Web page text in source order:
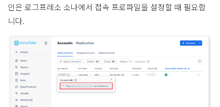
인은 로그프레소 소나에서 접속 프로파일을 설정할 때 필요합
니다.